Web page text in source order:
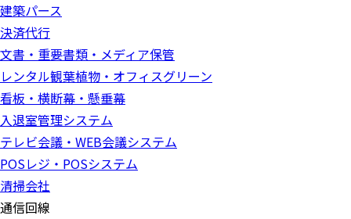
建築パース
決済代行
文書・重要書類・メディア保管
レンタル観葉植物・オフィスグリーン
看板・横断幕・懸垂幕
入退室管理システム
テレビ会議・WEB会議システム
POSレジ・POSシステム
清掃会社
通信回線